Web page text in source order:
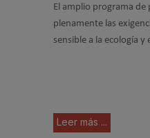
El amplio programa de
plenamente las
sensible a la ecología
Leer más ...